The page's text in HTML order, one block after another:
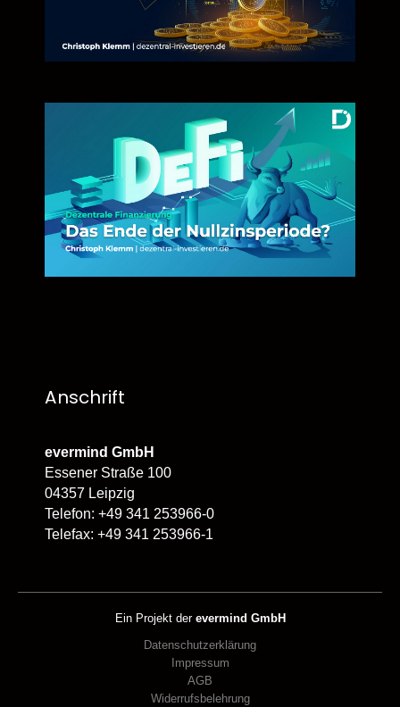
Anschrift
evermind GmbH
Essener Straße 100
04357 Leipzig
Telefon: +49 341 253966-0
Telefax: +49 341 253966-1
Ein Projekt der evermind GmbH
Datenschutzerklärung
Impressum
AGB
Widerrufsbelehrung